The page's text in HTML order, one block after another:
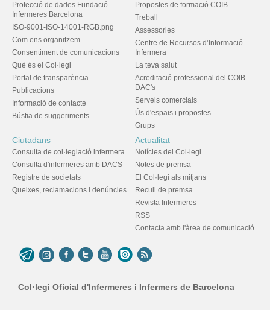
Protecció de dades Fundació
Infermeres Barcelona
ISO-9001-ISO-14001-RGB.png
Com ens organitzem
Consentiment de comunicacions
Què és el Col·legi
Portal de transparència
Publicacions
Informació de contacte
Bústia de suggeriments
Propostes de formació COIB
Treball
Assessories
Centre de Recursos d’Informació
Infermera
La teva salut
Acreditació professional del COIB -
DAC's
Serveis comercials
Ús d'espais i propostes
Grups
Ciutadans
Consulta de col·legiació infermera
Consulta d'infermeres amb DACS
Registre de societats
Queixes, reclamacions i denúncies
Actualitat
Notícies del Col·legi
Notes de premsa
El Col·legi als mitjans
Recull de premsa
Revista Infermeres
RSS
Contacta amb l'àrea de comunicació
Col·legi Oficial d'Infermeres i Infermers de Barcelona